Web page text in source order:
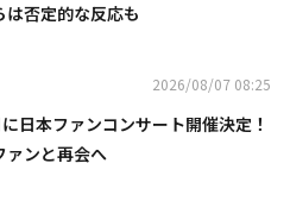
否定的な反応も
2026/08/07 08:25
日本ファンコンサート開催決定！
ァンと再会へ